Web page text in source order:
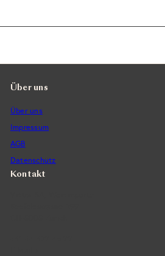
Über uns
Über uns
Impressum
AGB
Datenschutz
Kontakt